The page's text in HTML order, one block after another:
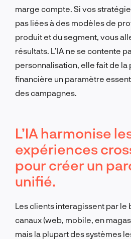
marge compte. Si vos
pas liées à des modèles de
produit et du segment, vous
résultats. L’IA ne se contente
personnalisation, elle fait de la
financière un paramètre
des campagnes.
L’IA harmonise
expériences
pour créer un
unifié.
Les clients interagissent par le
canaux (web, mobile, en
mais la plupart des systèmes